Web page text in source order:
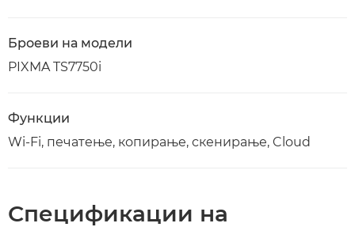
Броеви на модели
PIXMA TS7750i
Функции
Wi-Fi, печатење, копирање, скенирање, Cloud
Спецификации на